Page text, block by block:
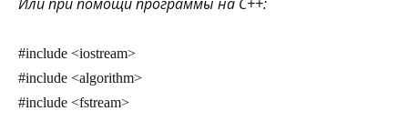
#include <iostream>
#include <algorithm>
#include <fstream>